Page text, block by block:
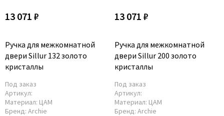
13 071 ₽
Ручка для межкомнатной
двери Sillur 132 золото
кристаллы
Под заказ
Артикул:
Материал: ЦАМ
Бренд: Archie
13 071 ₽
Ручка для межкомнатной
двери Sillur 200 золото
кристаллы
Под заказ
Артикул:
Материал: ЦАМ
Бренд: Archie